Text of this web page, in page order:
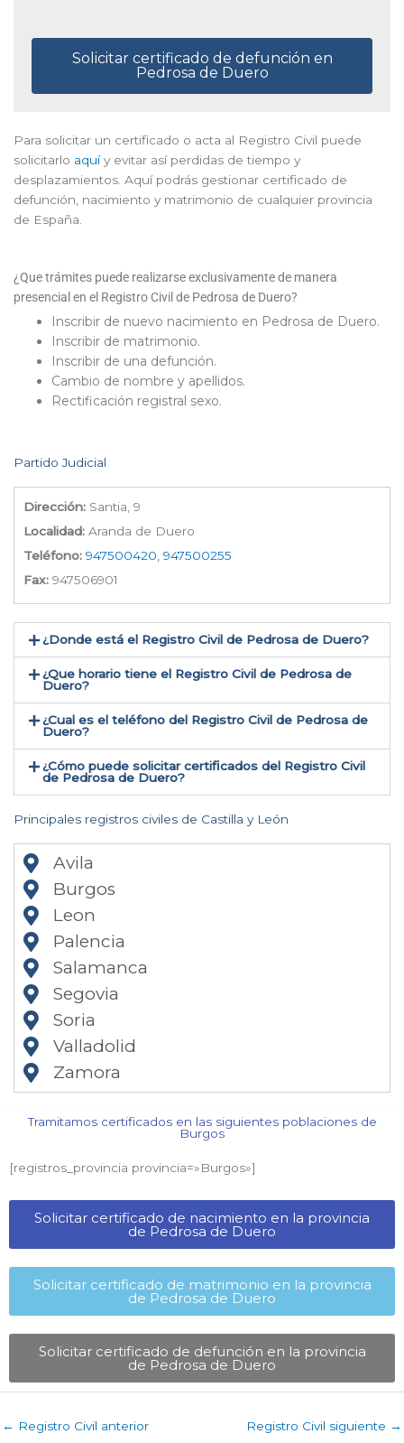
Solicitar certificado de defunción en
Pedrosa de Duero
Para solicitar un certificado o acta al Registro Civil puede
solicitarlo aquíy evitar así perdidas de tiempo y
desplazamientos. Aquí podrás gestionar certificado de
defunción, nacimiento y matrimonio de cualquier provincia
de España.
¿Que trámites puede realizarse exclusivamente de manera
presencial en el Registro Civil de Pedrosa de Duero?
Inscribir de nuevo nacimiento en Pedrosa de Duero.
Inscribir de matrimonio.
Inscribir de una defunción.
Cambio de nombre y apellidos.
Rectificación registral sexo.
Partido Judicial
Dirección: Santia, 9
Localidad: Aranda de Duero
Teléfono: 947500420, 947500255
Fax: 947506901
¿Donde está el Registro Civil de Pedrosa de Duero​?
¿Que horario tiene el Registro Civil de Pedrosa de
Duero?
¿Cual es el teléfono del Registro Civil de Pedrosa de
Duero​?
¿Cómo puede solicitar certificados del Registro Civil
de Pedrosa de Duero​?
Principales registros civiles de Castilla y León
Avila
Burgos
Leon
Palencia
Salamanca
Segovia
Soria
Valladolid
Zamora
Tramitamos certificados en las siguientes poblaciones de
Burgos​
[registros_provincia provincia=»Burgos​»]
Solicitar certificado de nacimiento en la provincia
de Pedrosa de Duero​
Solicitar certificado de matrimonio en la provincia
de Pedrosa de Duero​
Solicitar certificado de defunción en la provincia
de Pedrosa de Duero​
← Registro Civil anterior Registro Civil siguiente →